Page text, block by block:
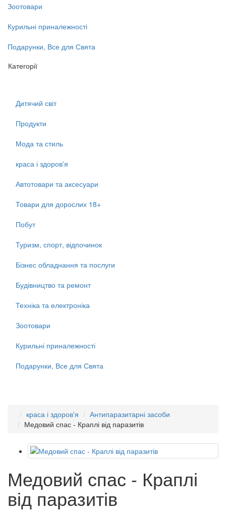
Зоотовари
Курильні приналежності
Подарунки, Все для Свята
Категорії
Дитячий світ
Продукти
Мода та стиль
краса і здоров'я
Автотовари та аксесуари
Товари для дорослих 18+
Побут
Туризм, спорт, відпочинок
Бізнес обладнання та послуги
Будівництво та ремонт
Техніка та електроніка
Зоотовари
Курильні приналежності
Подарунки, Все для Свята
краса і здоров'я
Антипаразитарні засоби
Медовий спас - Краплі від паразитів
Медовий спас - Краплі
від паразитів